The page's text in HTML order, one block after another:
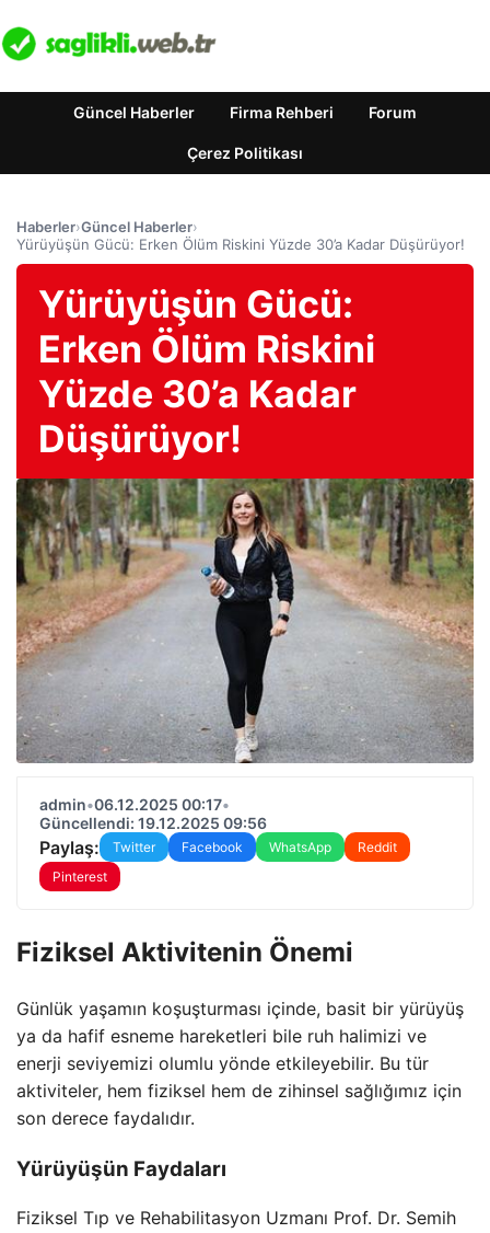
Güncel Haberler Firma Rehberi Forum
Çerez Politikası
Haberler›Güncel Haberler›
Yürüyüşün Gücü: Erken Ölüm Riskini Yüzde 30’a Kadar Düşürüyor!
Yürüyüşün Gücü:
Erken Ölüm Riskini
Yüzde 30’a Kadar
Düşürüyor!
admin•06.12.2025 00:17•
Güncellendi: 19.12.2025 09:56
Paylaş: Twitter Facebook WhatsApp
Reddit
Pinterest
Fiziksel Aktivitenin Önemi
Günlük yaşamın koşuşturması içinde, basit bir yürüyüş
ya da hafif esneme hareketleri bile ruh halimizi ve
enerji seviyemizi olumlu yönde etkileyebilir. Bu tür
aktiviteler, hem fiziksel hem de zihinsel sağlığımız için
son derece faydalıdır.
Yürüyüşün Faydaları
Fiziksel Tıp ve Rehabilitasyon Uzmanı Prof. Dr. Semih